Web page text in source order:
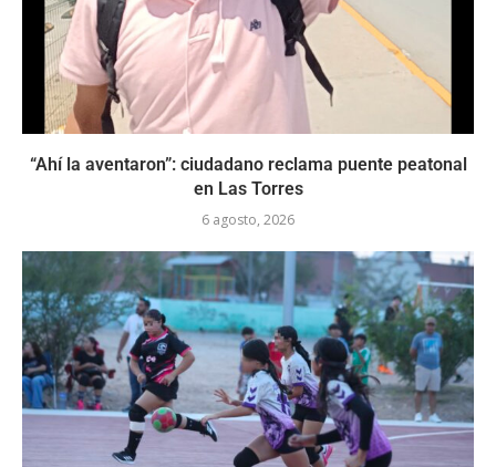
“Ahí la aventaron”: ciudadano reclama puente peatonal
en Las Torres
6 agosto, 2026